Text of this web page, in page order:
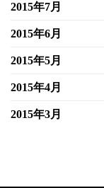
2015年7月
2015年6月
2015年5月
2015年4月
2015年3月